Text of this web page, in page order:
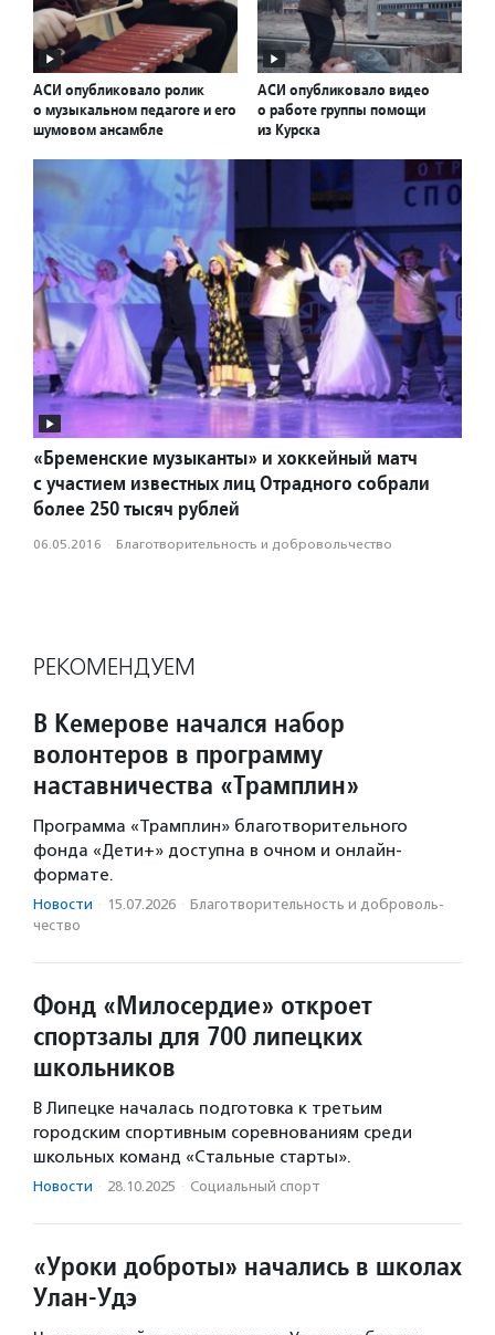
АСИ опубликовало ролик
о музыкальном педагоге и его
шумовом ансамбле
АСИ опубликовало видео
о работе группы помощи
из Курска
«Бременские музыканты» и хоккейный матч
с участием известных лиц Отрадного собрали
более 250 тысяч рублей
06.05.2016 · Благотвори­тель­ность и доброволь­чест­во
РЕКОМЕНДУЕМ
В Кемерове начался набор
волонтеров в программу
наставничества «Трамплин»
Программа «Трамплин» благотворительного
фонда «Дети+» доступна в очном и онлайн-
формате.
Новости · 15.07.2026 · Благотвори­тель­ность и доброволь­
чест­во
Фонд «Милосердие» откроет
спортзалы для 700 липецких
школьников
В Липецке началась подготовка к третьим
городским спортивным соревнованиям среди
школьных команд «Стальные старты».
Новости · 28.10.2025 · Социальный спорт
«Уроки доброты» начались в школах
Улан-Удэ